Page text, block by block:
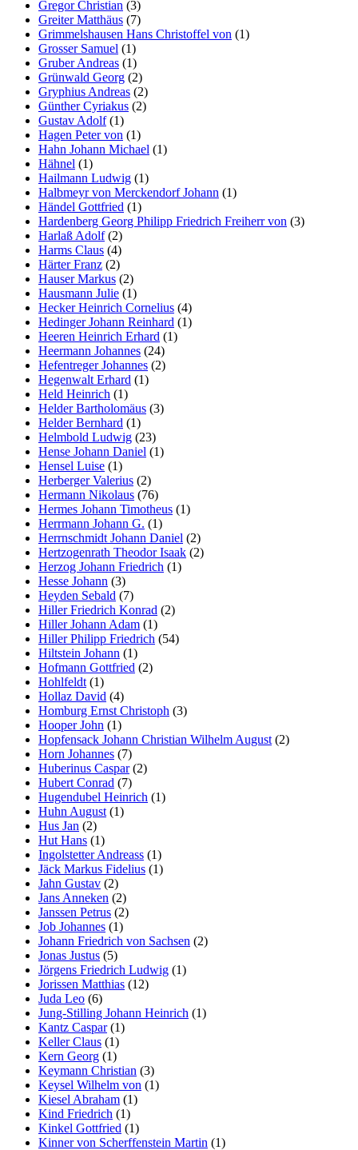
Gregor Christian (3)
Greiter Matthäus (7)
Grimmelshausen Hans Christoffel von (1)
Grosser Samuel (1)
Gruber Andreas (1)
Grünwald Georg (2)
Gryphius Andreas (2)
Günther Cyriakus (2)
Gustav Adolf(1)
Hagen Peter von (1)
Hahn Johann Michael (1)
Hähnel (1)
Hailmann Ludwig (1)
Halbmeyr von Merckendorf Johann (1)
Händel Gottfried (1)
Hardenberg Georg Philipp Friedrich Freiherr von (3)
Harlaß Adolf(2)
Harms Claus (4)
Härter Franz (2)
Hauser Markus (2)
Hausmann Julie (1)
Hecker Heinrich Cornelius (4)
Hedinger Johann Reinhard (1)
Heeren Heinrich Erhard (1)
Heermann Johannes (24)
Hefentreger Johannes (2)
Hegenwalt Erhard (1)
Held Heinrich (1)
Helder Bartholomäus (3)
Helder Bernhard (1)
Helmbold Ludwig (23)
Hense Johann Daniel (1)
Hensel Luise (1)
Herberger Valerius (2)
Hermann Nikolaus (76)
Hermes Johann Timotheus (1)
Herrmann Johann G. (1)
Herrnschmidt Johann Daniel (2)
Hertzogenrath Theodor Isaak (2)
Herzog Johann Friedrich (1)
Hesse Johann (3)
Heyden Sebald (7)
Hiller Friedrich Konrad (2)
Hiller Johann Adam (1)
Hiller Philipp Friedrich (54)
Hiltstein Johann (1)
Hofmann Gottfried (2)
Hohlfeldt (1)
Hollaz David (4)
Homburg Ernst Christoph (3)
Hooper John (1)
Hopfensack Johann Christian Wilhelm August (2)
Horn Johannes (7)
Huberinus Caspar(2)
Hubert Conrad (7)
Hugendubel Heinrich (1)
Huhn August (1)
Hus Jan (2)
Hut Hans (1)
Ingolstetter Andreass (1)
Jäck Markus Fidelius (1)
Jahn Gustav (2)
Jans Anneken (2)
Janssen Petrus (2)
Job Johannes (1)
Johann Friedrich von Sachsen (2)
Jonas Justus (5)
Jörgens Friedrich Ludwig (1)
Jorissen Matthias (12)
Juda Leo (6)
Jung-Stilling Johann Heinrich (1)
Kantz Caspar(1)
Keller Claus (1)
Kern Georg (1)
Keymann Christian (3)
Keysel Wilhelm von (1)
Kiesel Abraham (1)
Kind Friedrich (1)
Kinkel Gottfried (1)
Kinner von Scherffenstein Martin (1)